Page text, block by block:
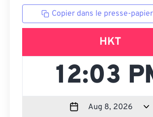
Copier dans le presse-
HKT